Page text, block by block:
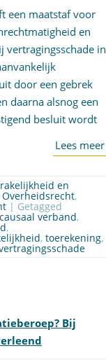
een maatstaf voor
en
vertragingsschade in
door een gebrek
daarna alsnog een
besluit wordt
en
Overheidsrecht,
| Getagged
causaal verband,
,
, toerekening,
Bij